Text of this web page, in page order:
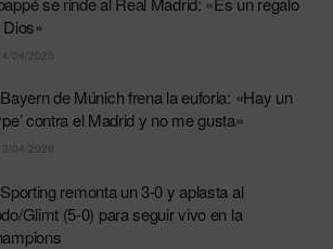
04/2026
de Múnich frena la euforia: «Hay un
contra el Madrid y no me gusta»
04/2026
remonta un 3-0 y aplasta al
Glimt (5-0) para seguir vivo en la